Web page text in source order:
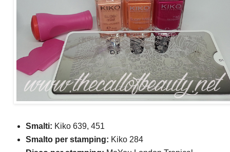
Smalti: Kiko 639, 451
Smalto per stamping: Kiko 284